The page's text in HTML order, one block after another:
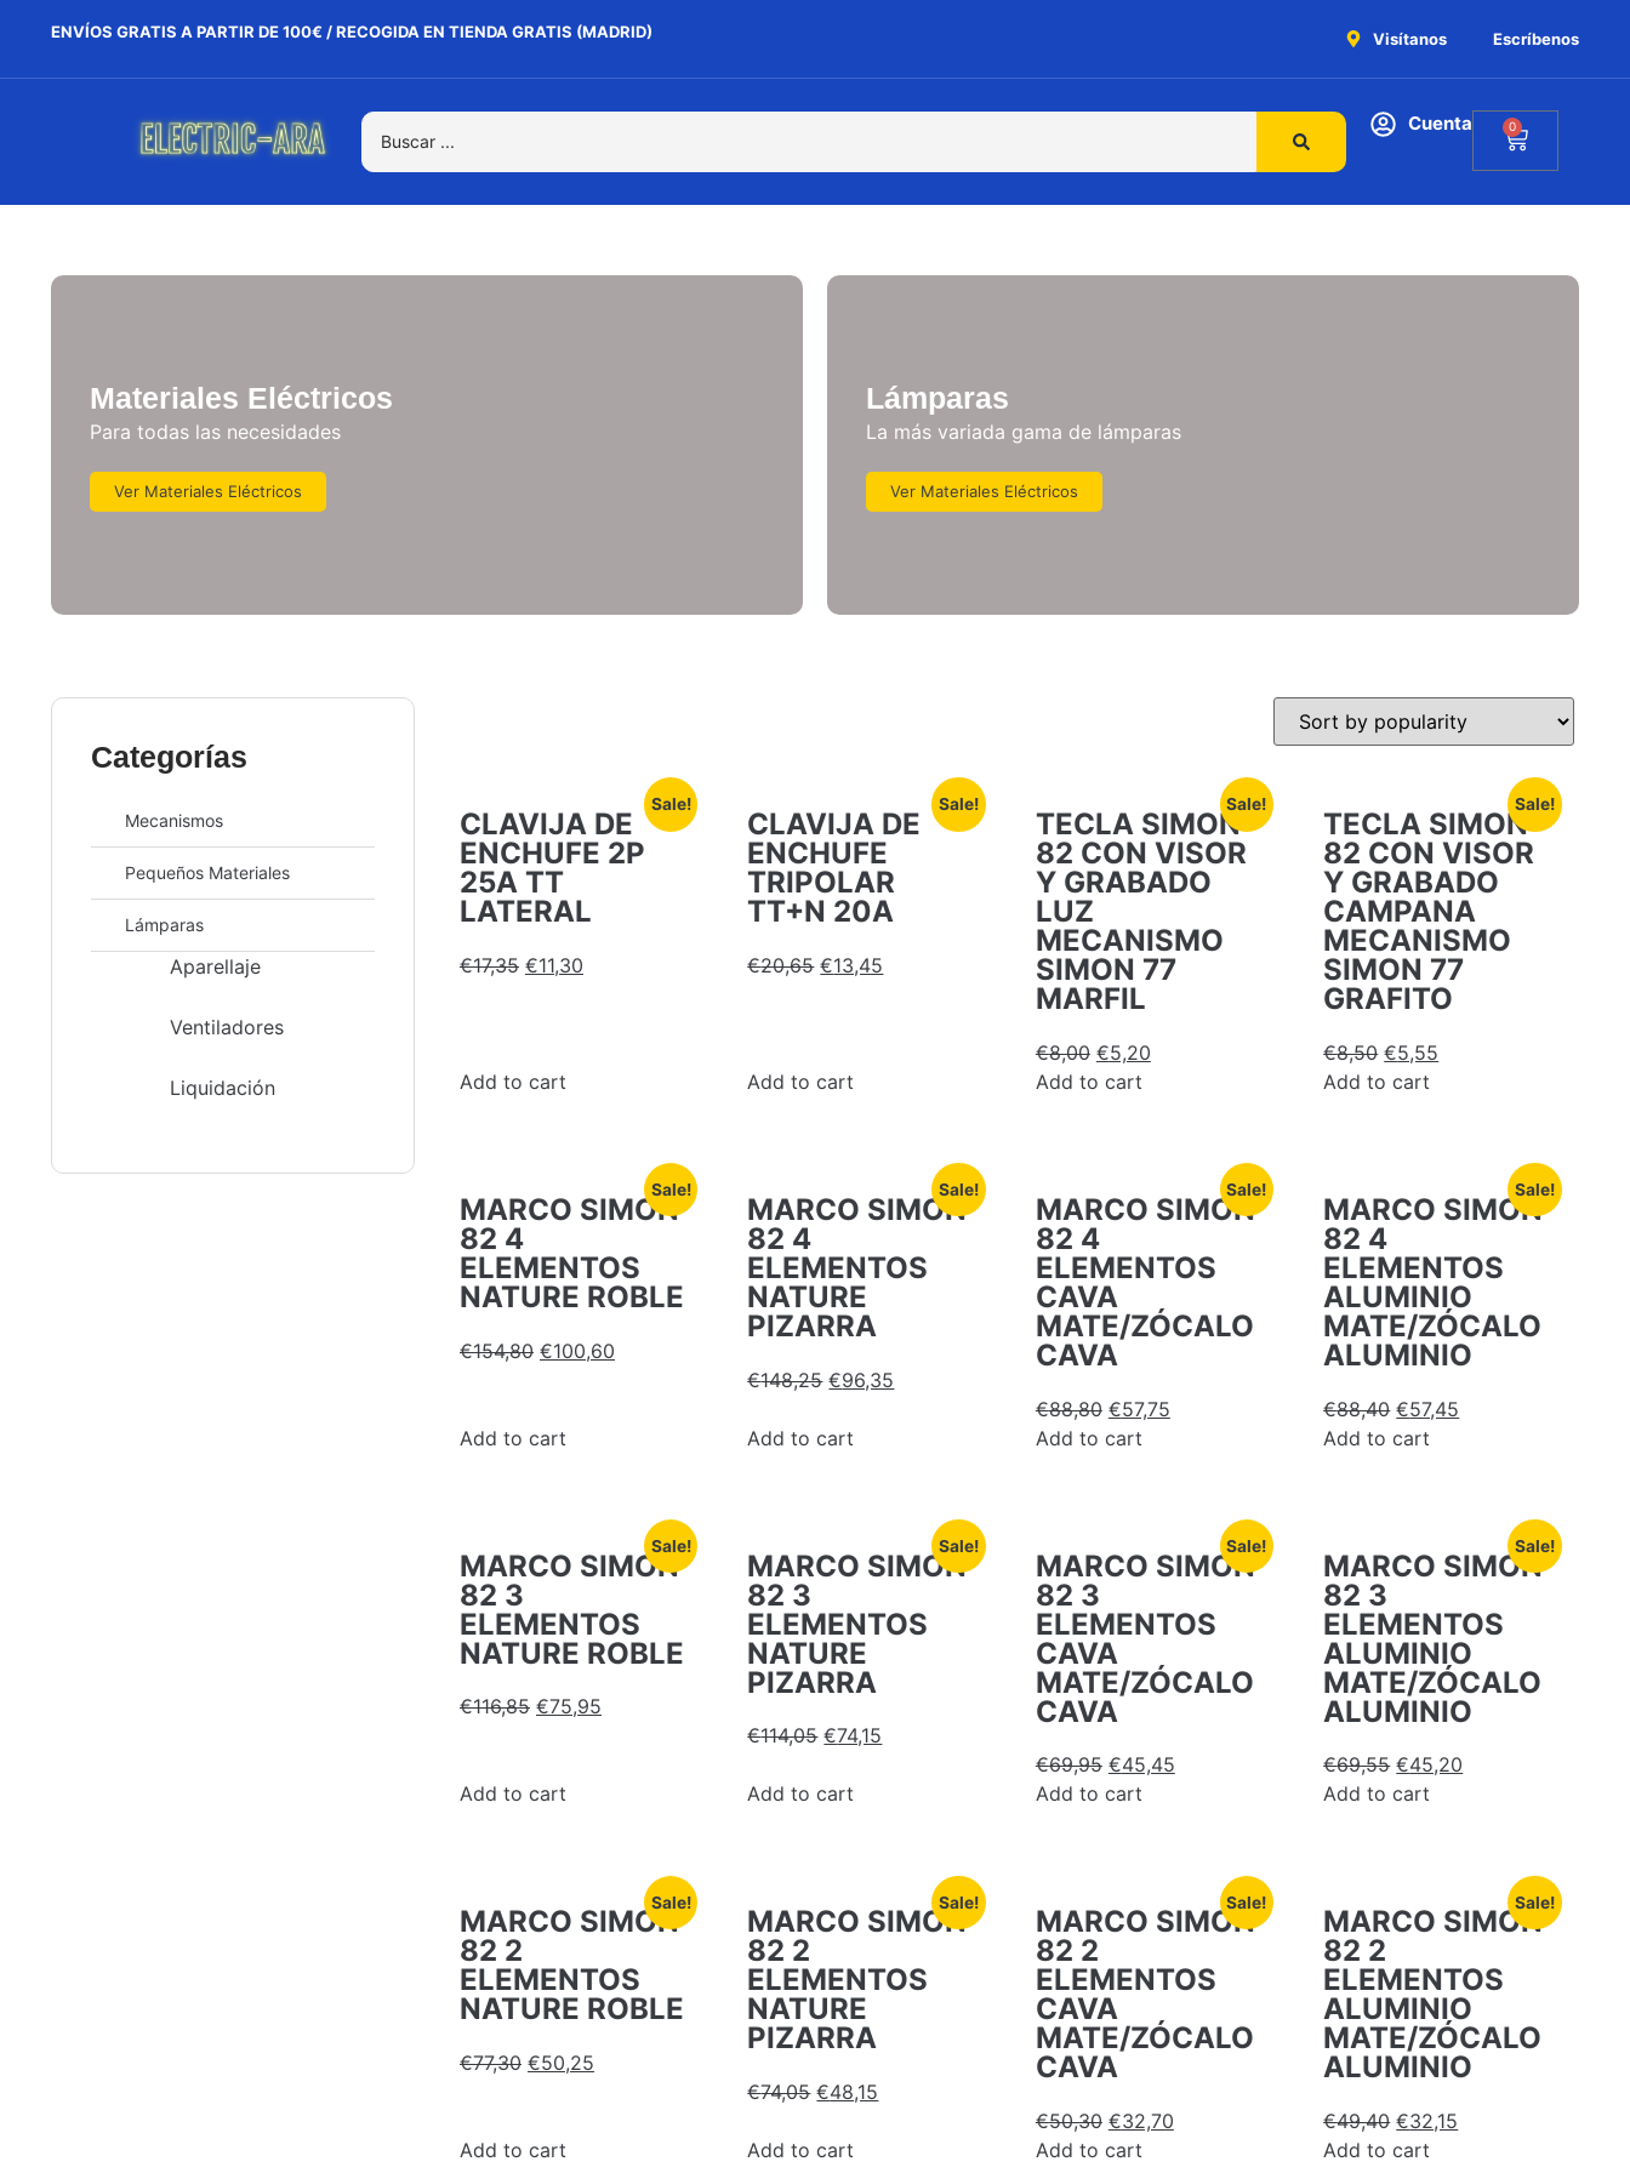
ENVÍOS GRATIS A PARTIR DE 100€ / RECOGIDA EN TIENDA GRATIS (MADRID) Visítanos Escríbenos
Cuenta 0
Materiales Eléctricos
Para todas las necesidades
Ver Materiales Eléctricos
Lámparas
La más variada gama de lámparas
Ver Materiales Eléctricos
Categorías
Mecanismos
Pequeños Materiales
Lámparas
Aparellaje
Ventiladores
Liquidación
Sale!
CLAVIJA DE
ENCHUFE 2P
25A TT
LATERAL
€17,35 €11,30
Add to cart
Sale!
CLAVIJA DE
ENCHUFE
TRIPOLAR
TT+N 20A
€20,65 €13,45
Add to cart
Sale!
TECLA SIMON
82 CON VISOR
Y GRABADO
LUZ
MECANISMO
SIMON 77
MARFIL
€8,00 €5,20
Add to cart
Sale!
TECLA SIMON
82 CON VISOR
Y GRABADO
CAMPANA
MECANISMO
SIMON 77
GRAFITO
€8,50 €5,55
Add to cart
Sale!
MARCO SIMON
82 4
ELEMENTOS
NATURE ROBLE
€154,80 €100,60
Add to cart
Sale!
MARCO SIMON
82 4
ELEMENTOS
NATURE
PIZARRA
€148,25 €96,35
Add to cart
Sale!
MARCO SIMON
82 4
ELEMENTOS
CAVA
MATE/ZÓCALO
CAVA
€88,80 €57,75
Add to cart
Sale!
MARCO SIMON
82 4
ELEMENTOS
ALUMINIO
MATE/ZÓCALO
ALUMINIO
€88,40 €57,45
Add to cart
Sale!
MARCO SIMON
82 3
ELEMENTOS
NATURE ROBLE
€116,85 €75,95
Add to cart
Sale!
MARCO SIMON
82 3
ELEMENTOS
NATURE
PIZARRA
€114,05 €74,15
Add to cart
Sale!
MARCO SIMON
82 3
ELEMENTOS
CAVA
MATE/ZÓCALO
CAVA
€69,95 €45,45
Add to cart
Sale!
MARCO SIMON
82 3
ELEMENTOS
ALUMINIO
MATE/ZÓCALO
ALUMINIO
€69,55 €45,20
Add to cart
Sale!
MARCO SIMON
82 2
ELEMENTOS
NATURE ROBLE
€77,30 €50,25
Add to cart
Sale!
MARCO SIMON
82 2
ELEMENTOS
NATURE
PIZARRA
€74,05 €48,15
Add to cart
Sale!
MARCO SIMON
82 2
ELEMENTOS
CAVA
MATE/ZÓCALO
CAVA
€50,30 €32,70
Add to cart
Sale!
MARCO SIMON
82 2
ELEMENTOS
ALUMINIO
MATE/ZÓCALO
ALUMINIO
€49,40 €32,15
Add to cart